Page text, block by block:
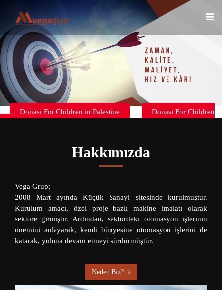
Donasi For Children in Palestine
Donasi For Children
Hakkımızda
Vega Grup;
2008 Mart ayında Küçük Sanayi sitesinde kurulmuştur.
Kurulum amacı, özel proje bazlı makine imalatı olarak
sektöre girmiştir. Ardından, sektördeki otomasyon işlerinin
önemini anlayarak, kendi bünyesine otomasyon işlerini de
katarak, yoluna devam etmeyi sürdürmüştür.
Neden Biz?